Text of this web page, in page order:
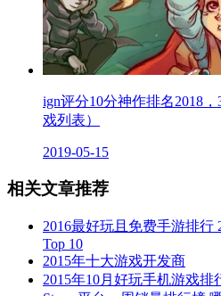
ign评分10分神作排名2018
戏列表）
2019-05-15
相关文章推荐
2016最好玩且免费手游排行
Top 10
2015年十大游戏开发商
2015年10月好玩手机游戏排